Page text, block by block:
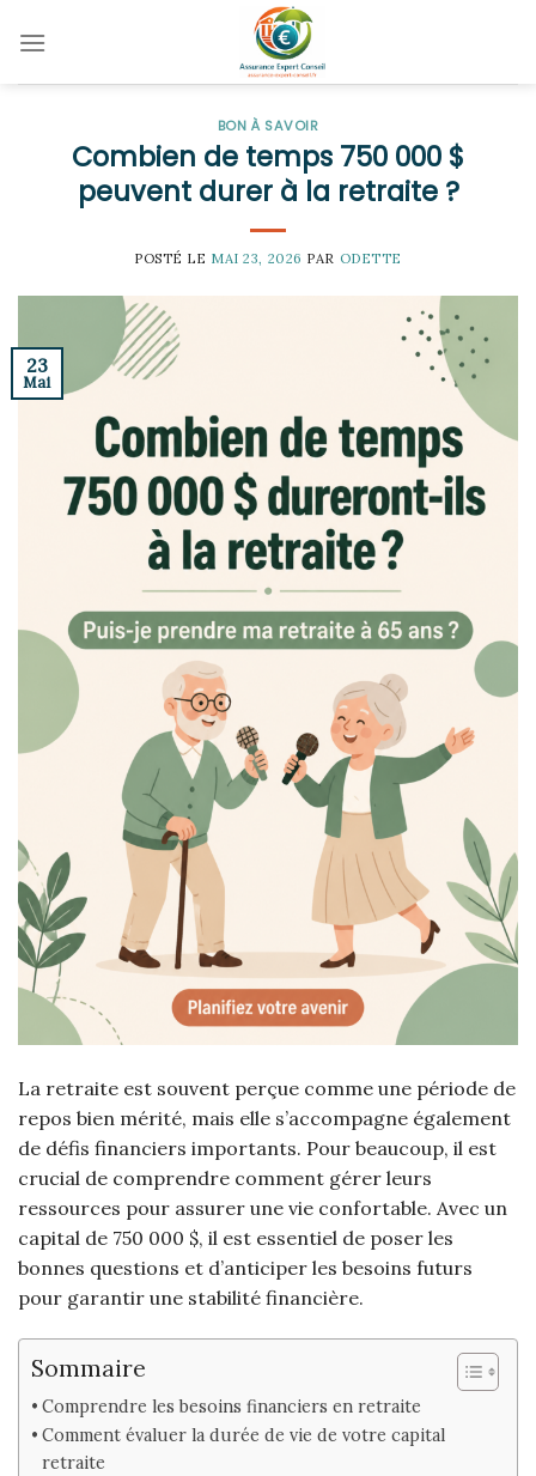
BON À SAVOIR
Combien de temps 750 000 $
peuvent durer à la retraite ?
POSTÉ LE MAI 23, 2026 PAR ODETTE
23
Mai
La retraite est souvent perçue comme une période de
repos bien mérité, mais elle s’accompagne également
de défis financiers importants. Pour beaucoup, il est
crucial de comprendre comment gérer leurs
ressources pour assurer une vie confortable. Avec un
capital de 750 000 $, il est essentiel de poser les
bonnes questions et d’anticiper les besoins futurs
pour garantir une stabilité financière.
Sommaire
Comprendre les besoins financiers en retraite
Comment évaluer la durée de vie de votre capital
retraite